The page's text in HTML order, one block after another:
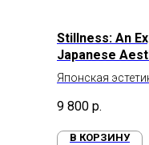
Stillness: An
Japanese
Architecture
Японская
9 800 р.
В КОРЗИНУ